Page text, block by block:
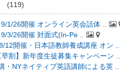
(119)
9/1/26開催 オンライン英会話体 ..
9/3/26開催 対面式(In-Pe ..
12開催・日本語教師養成講座 オン ..
割】新年度生徒募集キャンペーン ..
・NYネイティブ英語講師による英 ..